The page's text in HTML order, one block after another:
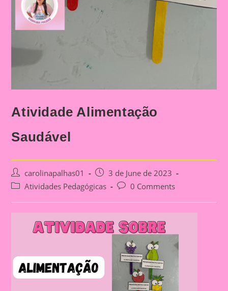
Atividade Alimentação
Saudável
Post
author:
carolinapalhas01
Post
published:
3 de June de 2023
PostAtividades Pedagógicas
Post0 Comments